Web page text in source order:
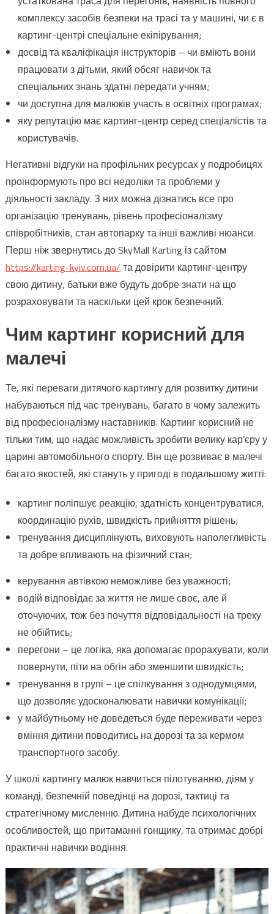
комплексу засобів безпеки на трасі та у машині, чи є в
картинг-центрі спеціальне екіпірування;
досвід та кваліфікація інструкторів – чи вміють вони
працювати з дітьми, який обсяг навичок та
спеціальних знань здатні передати учням;
чи доступна для малюків участь в освітніх програмах;
яку репутацію має картинг-центр серед спеціалістів та
користувачів.
Негативні відгуки на профільних ресурсах у подробицях
проінформують про всі недоліки та проблеми у
діяльності закладу. З них можна дізнатись все про
організацію тренувань, рівень професіоналізму
співробітників, стан автопарку та інші важливі нюанси.
Перш ніж звернутись до SkyMall Karting із сайтом
https://karting-kyiv.com.ua/ та довірити картинг-центру
свою дитину, батьки вже будуть добре знати на що
розраховувати та наскільки цей крок безпечний.
Чим картинг корисний для
малечі
Те, які переваги дитячого картингу для розвитку дитини
набуваються під час тренувань, багато в чому залежить
від професіоналізму наставників. Картинг корисний не
тільки тим, що надає можливість зробити велику кар’єру у
царині автомобільного спорту. Він ще розвиває в малечі
багато якостей, які стануть у пригоді в подальшому житті:
картинг поліпшує реакцію, здатність концентруватися,
координацію рухів, швидкість прийняття рішень;
тренування дисциплінують, виховують наполегливість
та добре впливають на фізичний стан;
керування автівкою неможливе без уважності;
водій відповідає за життя не лише своє, але й
оточуючих, тож без почуття відповідальності на треку
не обійтись;
перегони – це логіка, яка допомагає прорахувати, коли
повернути, піти на обгін або зменшити швидкість;
тренування в групі – це спілкування з однодумцями,
що дозволяє удосконалювати навички комунікації;
у майбутньому не доведеться буде переживати через
вміння дитини поводитись на дорозі та за кермом
транспортного засобу.
У школі картингу малюк навчиться пілотуванню, діям у
команді, безпечній поведінці на дорозі, тактиці та
стратегічному мисленню. Дитина набуде психологічних
особливостей, що притаманні гонщику, та отримає добрі
практичні навички водіння.